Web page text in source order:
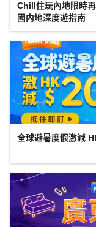
Chill住玩內地限時
國内地深度遊指南